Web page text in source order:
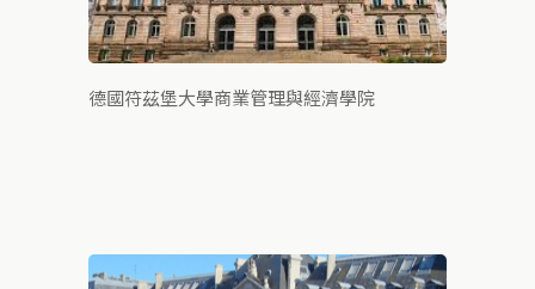
德國符茲堡大學商業管理與經濟學院